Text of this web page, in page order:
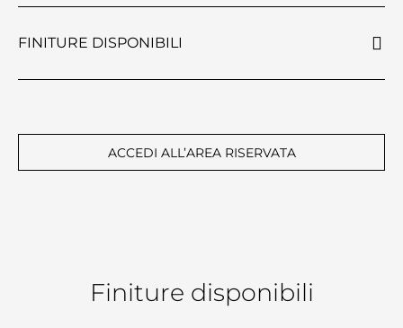
FINITURE DISPONIBILI
ACCEDI ALL’AREA RISERVATA
Finiture disponibili